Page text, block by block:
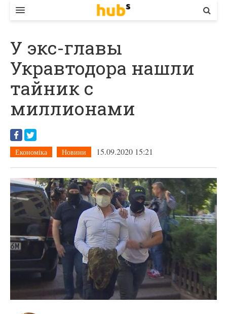
ЕКОНОМІКА
БІЗНЕС
СТАРТЕР
КОНТАКТИ
У экс-главы
Укравтодора нашли
тайник с
миллионами
Економіка Новини 15.09.2020 15:21